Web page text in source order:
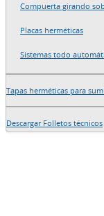
Compuerta girando
Placas herméticas
Sistemas todo
Tapas herméticas para
Descargar Folletos técnicos
Fax:
E-Mail: